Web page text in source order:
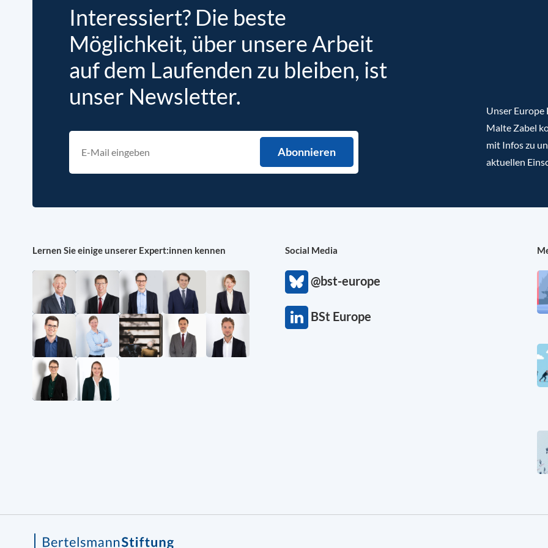
Interessiert? Die beste
Möglichkeit, über unsere Arbeit
auf dem Laufenden zu bleiben, ist
unser Newsletter.
Unser
Malte Zabel
mit Infos zu
aktuellen
Lernen Sie einige unserer Expert:innen kennen Social Media
@bst-europe
BSt Europe